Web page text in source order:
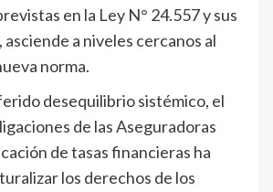
en la Ley N° 24.557 y sus
a niveles cercanos al
norma.
desequilibrio sistémico, el
de las Aseguradoras
de tasas financieras ha
los derechos de los